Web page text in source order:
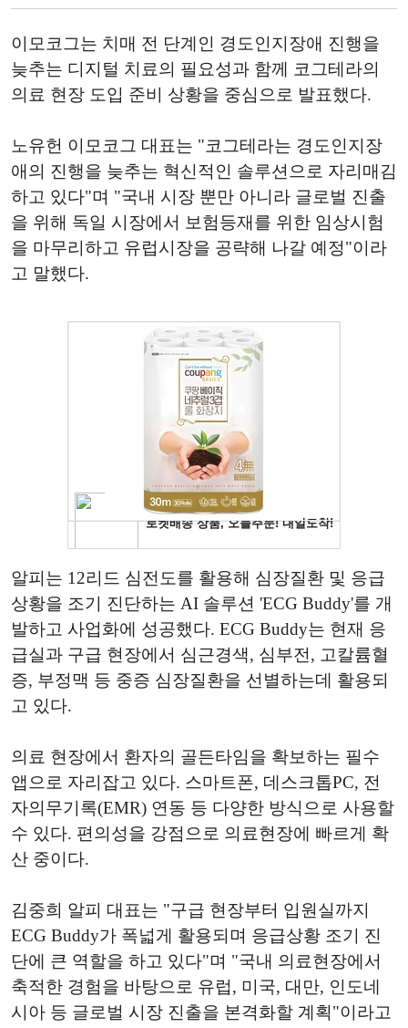
이모코그는 치매 전 단계인 경도인지장애 진행을
늦추는 디지털 치료의 필요성과 함께 코그테라의
의료 현장 도입 준비 상황을 중심으로 발표했다.
노유헌 이모코그 대표는 "코그테라는 경도인지장
애의 진행을 늦추는 혁신적인 솔루션으로 자리매김
하고 있다"며 "국내 시장 뿐만 아니라 글로벌 진출
을 위해 독일 시장에서 보험등재를 위한 임상시험
을 마무리하고 유럽시장을 공략해 나갈 예정"이라
고 말했다.
알피는 12리드 심전도를 활용해 심장질환 및 응급
상황을 조기 진단하는 AI 솔루션 'ECG Buddy'를 개
발하고 사업화에 성공했다. ECG Buddy는 현재 응
급실과 구급 현장에서 심근경색, 심부전, 고칼륨혈
증, 부정맥 등 중증 심장질환을 선별하는데 활용되
고 있다.
의료 현장에서 환자의 골든타임을 확보하는 필수
앱으로 자리잡고 있다. 스마트폰, 데스크톱PC, 전
자의무기록(EMR) 연동 등 다양한 방식으로 사용할
수 있다. 편의성을 강점으로 의료현장에 빠르게 확
산 중이다.
김중희 알피 대표는 "구급 현장부터 입원실까지
ECG Buddy가 폭넓게 활용되며 응급상황 조기 진
단에 큰 역할을 하고 있다"며 "국내 의료현장에서
축적한 경험을 바탕으로 유럽, 미국, 대만, 인도네
시아 등 글로벌 시장 진출을 본격화할 계획"이라고